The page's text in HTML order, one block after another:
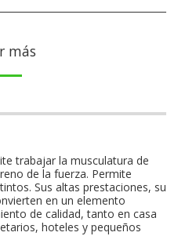
más
trabajar la musculatura de
de la fuerza. Permite
Sus altas prestaciones, su
en un elemento
de calidad, tanto en casa
hoteles y pequeños